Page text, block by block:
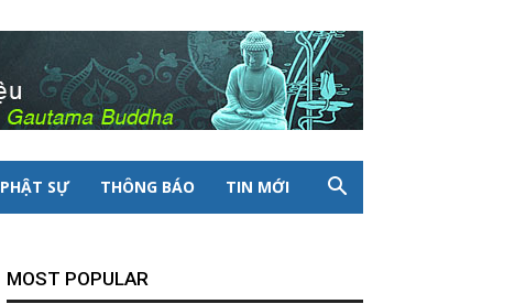
PHẬT SỰ THÔNG BÁO TIN MỚI
MOST POPULAR